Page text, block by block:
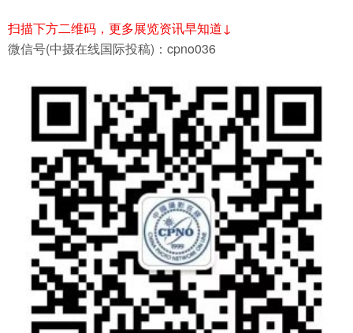
扫描下方二维码，更多展览资讯早知道↓
微信号(中摄在线国际投稿)：cpno036